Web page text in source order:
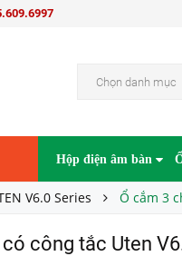
Chọn danh mục
Hộp điện âm bàn
V6.0 Series Ổ cắm 3
công tắc Uten